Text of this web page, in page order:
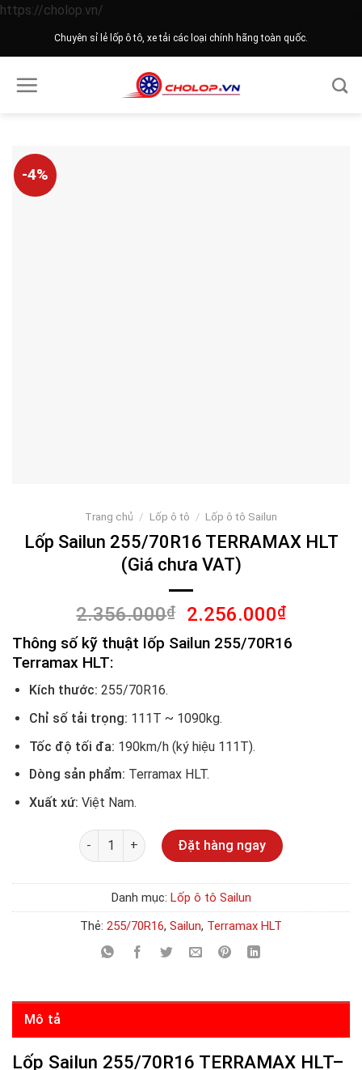
https://cholop.vn/
to
Chuyên sỉ lẻ lốp ô tô, xe tải các loại chính hãng toàn quốc.
-4%
Trang chủ / Lốp ô tô / Lốp ô tô Sailun
Lốp Sailun 255/70R16 TERRAMAX HLT
(Giá chưa VAT)
2.356.000₫
Giá
gốc
là:
2.256.000₫Giá
hiện
tại
Thông số kỹ thuật lốp Sailun 255/70R16
Terramax HLT:
Kích thước: 255/70R16.
Chỉ số tải trọng: 111T ~ 1090kg.
Tốc độ tối đa: 190km/h (ký hiệu 111T).
Dòng sản phẩm: Terramax HLT.
Xuất xứ: Việt Nam.
Số lượng Đặt hàng ngay
Danh mục: Lốp ô tô Sailun
Thẻ: 255/70R16, Sailun, Terramax HLT
Mô tả
Lốp Sailun 255/70R16 TERRAMAX HLT–